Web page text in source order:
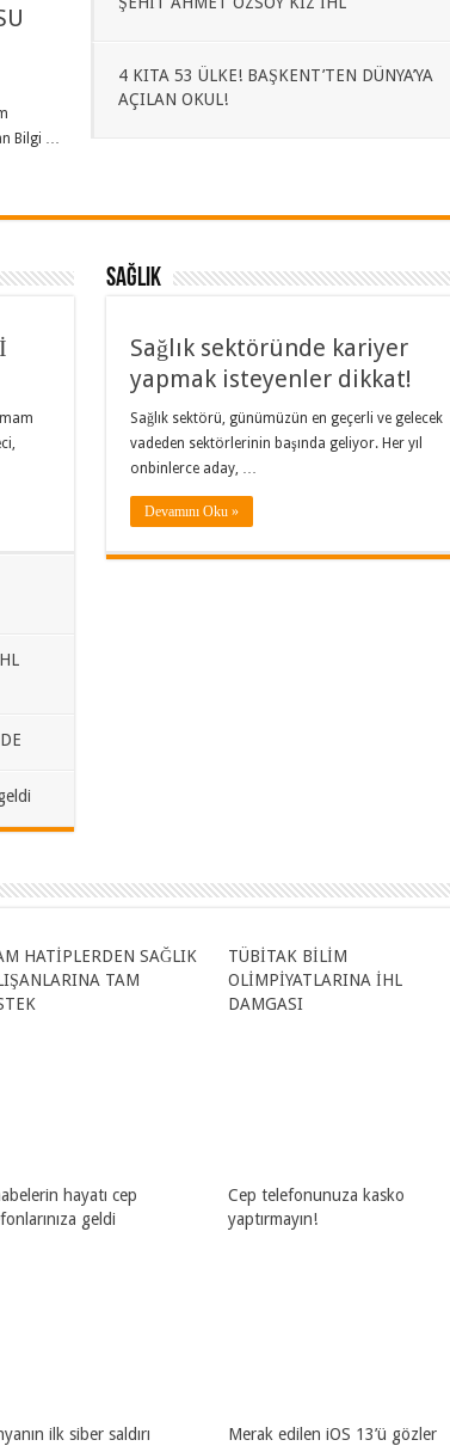
Bilgi …
4 KITA 53 ÜLKE! BAŞKENT’TEN DÜNYA’YA
AÇILAN OKUL!
Sağlık
Sağlık sektöründe kariyer
yapmak isteyenler dikkat!
Sağlık sektörü, günümüzün en geçerli ve gelecek
vadeden sektörlerinin başında geliyor. Her yıl
onbinlerce aday, …
Devamını Oku »
HATİPLERDEN SAĞLIK
TAM
TÜBİTAK BİLİM
OLİMPİYATLARINA İHL
DAMGASI
hayatı cep
geldi
Cep telefonunuza kasko
yaptırmayın!
ilk siber saldırı
Merak edilen iOS 13’ü gözler